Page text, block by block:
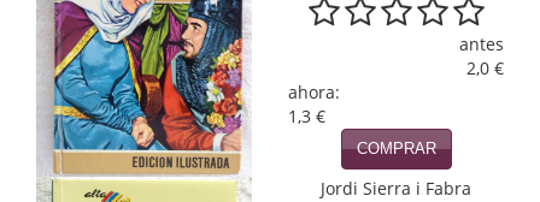
Infantil y juvenil
Infantil y juvenil. Nuevo!!
Infantil y juvenil. Nuevo!!!
antes
2,0 €
ahora:
1,3 €
COMPRAR
Jordi Sierra i Fabra